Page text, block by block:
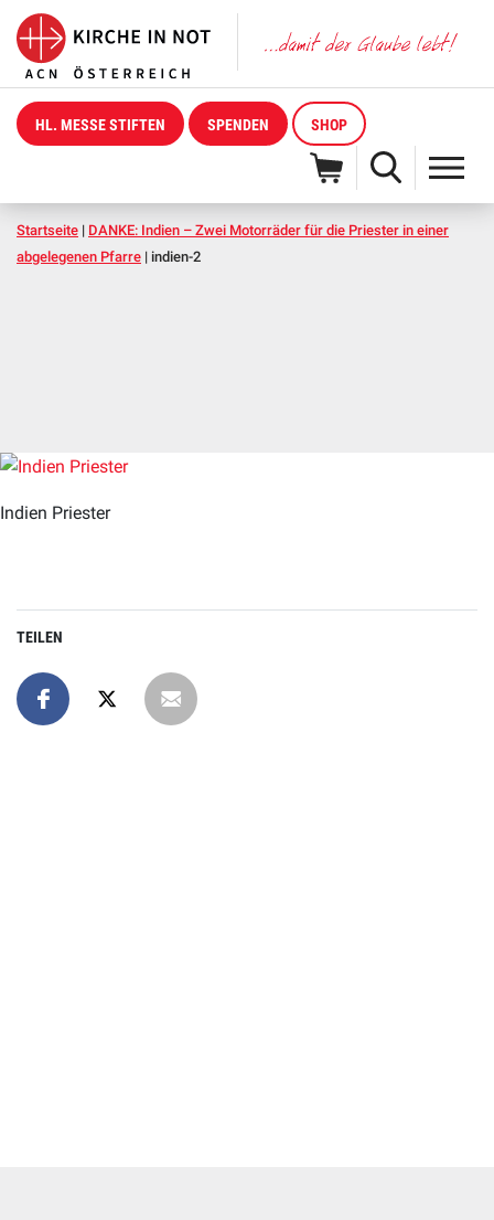
HL. MESSE STIFTEN SPENDEN SHOP
Startseite | DANKE: Indien – Zwei Motorräder für die Priester in einer
abgelegenen Pfarre | indien-2
Indien Priester
TEILEN